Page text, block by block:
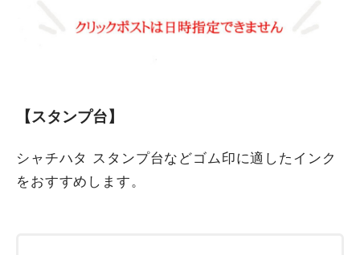
【スタンプ台】
シャチハタ スタンプ台などゴム印に適したインク
をおすすめします。